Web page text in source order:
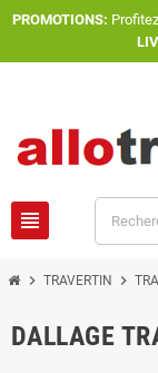
PROMOTIONS:
view_headline
chevron_right TRAVERTIN chevron_right
DALLAGE